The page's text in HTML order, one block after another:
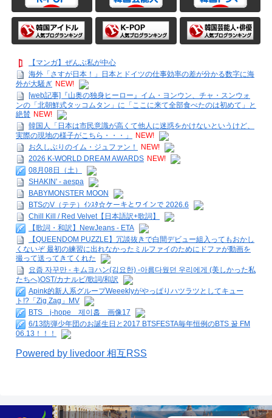
【マンガ】ぜんぶ私が中心
海外「さすが日本！」日本とドイツの仕事効率の差が分かる数字に海
外が大騒ぎ NEW!
[web記事]『山奥の独身ヒーロー』イム・ヨンウン、チャ・スンウォ
ンの「北朝鮮式タッコムタン」に「ここに来て全部食べたのは初めて」と
絶賛 NEW!
韓国人「日本は市民意識が高くて他人に迷惑をかけないというけど、
実際の現地の様子がこちら・・・」
NEW!
お久しぶりのイム・ジュファン！
NEW!
2026 K-WORLD DREAM AWARDS NEW!
08月08日（土）
SHAKIN' - aespa
BABYMONSTER MOON
BTSのV（テテ）ｲﾝｽﾀ☆ケーキとワインで 2026.6
Chill Kill / Red Velvet【日本語訳+歌詞】
【歌詞・和訳】NewJeans - ETA
【QUEENDOM PUZZLE】冗談抜きで白間デビュー組入ってもおかし
くないぞ 最初の練習に出れなかったミルファイのためにドファが動画を
撮って送ってきてくれた
요즘 자꾸만 - キムヨハン(김요한) -아름다웠던 우리에게 (美しかった私
たちへ)OST/カナルビ/歌詞/和訳
Apink的新人系グループWeeeklyがやっぱりハツラツとしてキュー
ト!?「Zig Zag」MV
BTS j-hope 제이홉 画像17
6/13防弾少年団のお誕生日と2017 BTSFESTA毎年恒例のBTS 꿀 FM
06.13！！！
Powered by livedoor 相互RSS